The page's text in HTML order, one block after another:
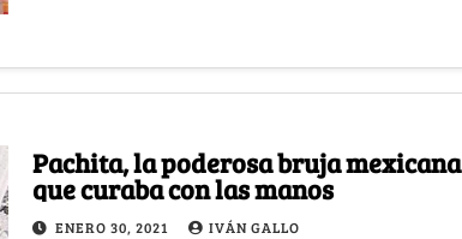
Pachita, la poderosa bruja mexicana
que curaba con las manos
ENERO 30, 2021 IVÁN GALLO